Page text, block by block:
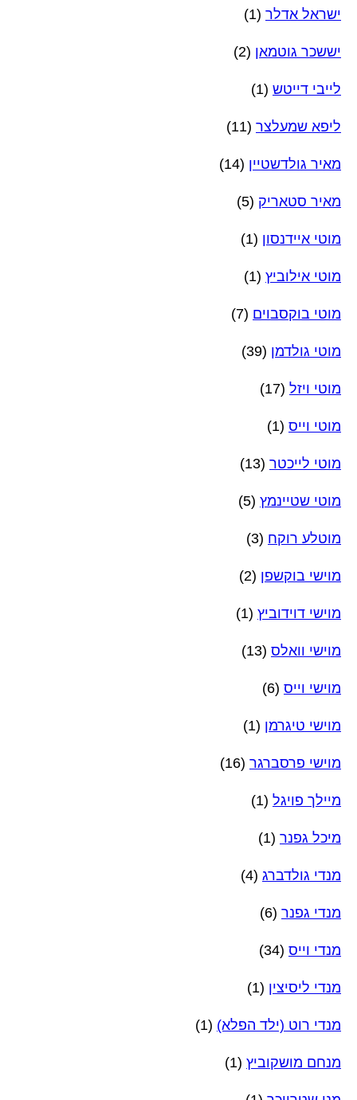
ישראל אדלר (1)
יששכר גוטמאן (2)
לייבי דייטש (1)
ליפא שמעלצר (11)
מאיר גולדשטיין (14)
מאיר סטאריק (5)
מוטי איידנסון (1)
מוטי אילוביץ (1)
מוטי בוקסבוים (7)
מוטי גולדמן (39)
מוטי ויזל (17)
מוטי וייס (1)
מוטי לייכטר (13)
מוטי שטיינמץ (5)
מוטלע רוקח (3)
מוישי בוקשפן (2)
מוישי דוידוביץ (1)
מוישי וואלס (13)
מוישי וייס (6)
מוישי טיגרמן (1)
מוישי פרסברגר (16)
מיילך פויגל (1)
מיכל גפנר (1)
מנדי גולדברג (4)
מנדי גפנר (6)
מנדי וייס (34)
מנדי ליסיצין (1)
מנדי רוט (ילד הפלא) (1)
מנחם מושקוביץ (1)